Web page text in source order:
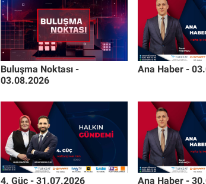
Buluşma Noktası -
03.08.2026
Ana Haber -
4. Güç - 31.07.2026 Ana Haber -